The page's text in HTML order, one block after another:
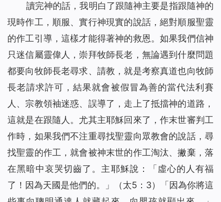
讀完神的話，我明白了跟隨神主要是指跟隨神的
現時作工，順服、實行神現實的說話，絕對順服聖靈
的作工引導，這樣才能得著神的救恩。如果我們信神
只迷信屬靈偉人，崇拜牧師長老，無論遇到什麼問題
都要向牧師長老尋求、請教，就是考察真道也向牧師
長老請求許可，結果就會被假冒為善的當代法利賽
人、宗教領袖迷惑、誤導了，走上了抵擋神的道路，
這就是在跟隨人。尤其主耶穌回來了，作末世審判工
作時，如果我們不注重尋找聖靈向眾教會的說話，尋
找聖靈的作工，就會被神末世的作工淘汰、撇棄，落
在黑暗中哀哭切齒了。主耶穌說：「 虛心的人有福
了！因為天國是他們的。
」（太5：3）「 因為你將這